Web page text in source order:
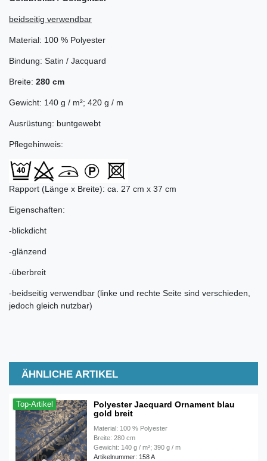
beidseitig verwendbar
Material: 100 % Polyester
Bindung: Satin / Jacquard
Breite: 280 cm
Gewicht: 140 g / m²; 420 g / m
Ausrüstung: buntgewebt
Pflegehinweis:
Rapport (Länge x Breite): ca. 27 cm x 37 cm
Eigenschaften:
-blickdicht
-glänzend
-überbreit
-beidseitig verwendbar (linke und rechte Seite sind verschieden,
jedoch gleich nutzbar)
ÄHNLICHE ARTIKEL
Top-Artikel
Polyester Jacquard Ornament blau
gold breit
Material: 100 % Polyester
Breite: 280 cm
Gewicht: 140 g / m²; 390 g / m
Artikelnummer: 158 A